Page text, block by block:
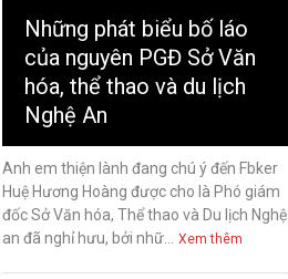
Những phát biểu bố láo
của nguyên PGĐ Sở Văn
hóa, thể thao và du lịch
Nghệ An
Anh em thiện lành đang chú ý đến Fbker
Huệ Hương Hoàng được cho là Phó giám
đốc Sở Văn hóa, Thể thao và Du lịch Nghệ
an đã nghỉ hưu, bởi nhữ...
Xem thêm